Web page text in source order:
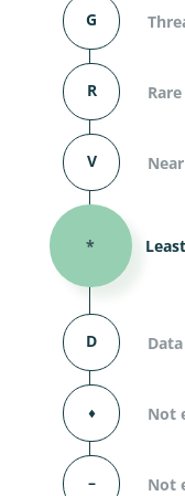
G
R Rare
V
*
D
⬧ Not
– Not